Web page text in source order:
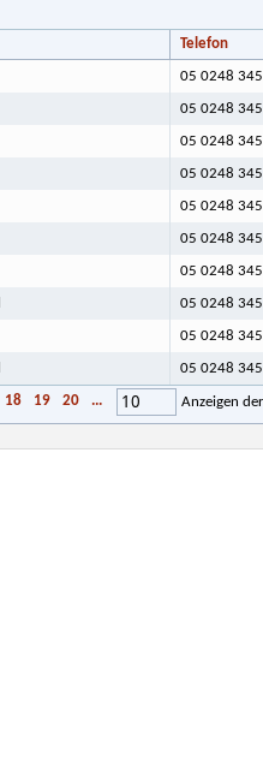
Telefon
05 0248
05 0248
05 0248
05 0248
05 0248
05 0248
05 0248
05 0248
05 0248
05 0248
18 19 20 ... 10 Anzeigen